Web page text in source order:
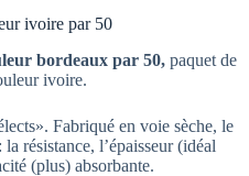
ivoire par 50
bordeaux par 50, paquet de
ivoire.
Fabriqué en voie sèche, le
résistance, l’épaisseur (idéal
(plus) absorbante.